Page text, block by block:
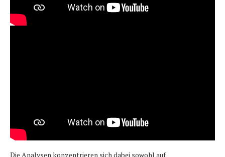
Die Analysen konzentrieren sich dabei sowohl auf